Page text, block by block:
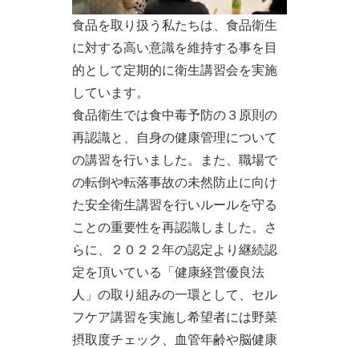
食品を取り扱う私たちは、食品衛生
に対する高い意識を維持する事を目
的として定期的に衛生講習会を実施
しています。
食品衛生では食中毒予防の３原則の
再認識と、自身の健康管理について
の講習を行いました。また、職場で
の転倒や転落事故の未然防止に向け
た安全衛生講習を行いルールを守る
ことの重要性を再認識しました。さ
らに、２０２２年の認定より継続認
定を頂いている「健康経営優良法
人」の取り組みの一環として、セル
フケア講習を実施し希望者には野菜
摂取度チェック、血管年齢や脳健康